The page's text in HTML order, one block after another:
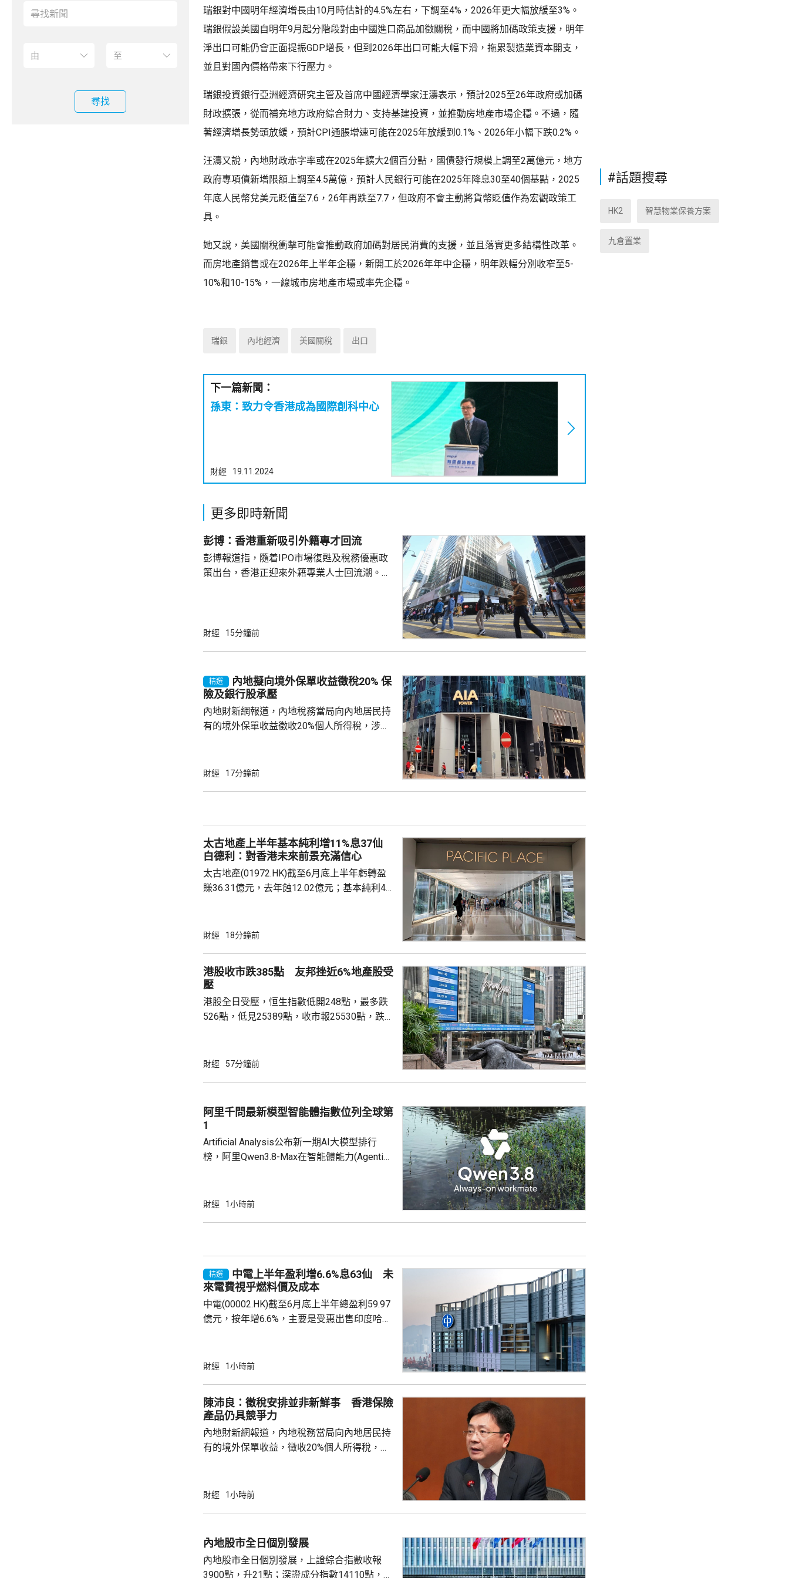
尋找
瑞銀對中國明年經濟增長由10月時估計的4.5%左右，下調至4%，2026年更大幅放緩至3%。
瑞銀假設美國自明年9月起分階段對由中國進口商品加徵關稅，而中國將加碼政策支援，明年
淨出口可能仍會正面提振GDP增長，但到2026年出口可能大幅下滑，拖累製造業資本開支，
並且對國內價格帶來下行壓力。
瑞銀投資銀行亞洲經濟研究主管及首席中國經濟學家汪濤表示，預計2025至26年政府或加碼
財政擴張，從而補充地方政府綜合財力、支持基建投資，並推動房地產市場企穩。不過，隨
著經濟增長勢頭放緩，預計CPI通脹增速可能在2025年放緩到0.1%、2026年小幅下跌0.2%。
汪濤又說，內地財政赤字率或在2025年擴大2個百分點，國債發行規模上調至2萬億元，地方
政府專項債新增限額上調至4.5萬億，預計人民銀行可能在2025年降息30至40個基點，2025
年底人民幣兌美元貶值至7.6，26年再跌至7.7，但政府不會主動將貨幣貶值作為宏觀政策工
具。
她又說，美國關稅衝擊可能會推動政府加碼對居民消費的支援，並且落實更多結構性改革。
而房地產銷售或在2026年上半年企穩，新開工於2026年年中企穩，明年跌幅分別收窄至5-
10%和10-15%，一線城市房地產市場或率先企穩。
瑞銀 內地經濟 美國關稅 出口
下一篇新聞：
孫東：致力令香港成為國際創科中心
財經 19.11.2024
更多即時新聞
彭博：香港重新吸引外籍專才回流
彭博報道指，隨着IPO市場復甦及稅務優惠政
策出台，香港正迎來外籍專業人士回流潮。官
高。 報道引述27歲的法國量化工程師Theo
較高，但「最終還是更划算」，認為香港是
「未來幾年最值得發...
財經 15分鐘前
精選
內地擬向境外保單收益徵稅20% 保
險及銀行股承壓
內地財新網報道，內地稅務當局向內地居民持
有的境外保單收益徵收20%個人所得稅，涉及
施未普遍推行，具體適用範圍有待官方說明。
被視為是堵塞長期存在的跨境稅務監管漏洞，
亦反映內地對居民境外資產及資金流動...
財經 17分鐘前
太古地產上半年基本純利增11%息37仙
白德利：對香港未來前景充滿信心
太古地產(01972.HK)截至6月底上半年虧轉盈
賺36.31億元，去年蝕12.02億元；基本純利49
入之中，寫字樓租金收入26.38億元，按年變
1.8%；物業買賣收入22億元，按年增29%。
太古表示，基...
財經 18分鐘前
港股收市跌385點 友邦挫近6%地產股受
壓
港股全日受壓，恒生指數低開248點，最多跌
526點，低見25389點，收市報25530點，跌
點。 有報道指，內地對境外保單收益徵稅
(02378.HK)跌逾4%，報108.5元；滙豐
(00005.HK)跌1%，報...
財經 57分鐘前
阿里千問最新模型智能體指數位列全球第
1
Artificial Analysis公布新一期AI大模型排行
榜，阿里Qwen3.8-Max在智能體能力(Agentic
Agentic智能體能力代表AI調用工具，解決更複
財經 1小時前
精選
中電上半年盈利增6.6%息63仙 未
來電費視乎燃料價及成本
中電(00002.HK)截至6月底上半年總盈利59.97
億元，按年增6.6%，主要是受惠出售印度哈格
電今年是成立125周年，首席執行官蔣東強表
量按年上升 3.6%至 170.38億度，主要受惠於
香港經濟增長轉強，帶動各行業的...
財經 1小時前
陳沛良：徵稅安排並非新鮮事 香港保險
產品仍具競爭力
內地財新網報道，內地稅務當局向內地居民持
有的境外保單收益，徵收20%個人所得稅，涉
措施未普遍推行，具體適用範圍有待官方說
報準則(CRS)，機制允許稅務機構間交換境外
投資信息，旨在打擊逃稅及避稅行為。近期由
於內地部分區域開始實際執行相...
財經 1小時前
內地股市全日個別發展
內地股市全日個別發展，上證綜合指數收報
3900點，升21點；深證成分指數14110點，跌
#話題搜尋
HK2 智慧物業保養方案
九倉置業